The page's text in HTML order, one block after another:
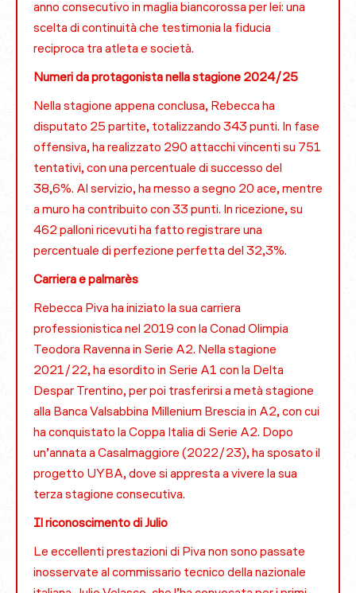
anno consecutivo in maglia biancorossa per lei: una
scelta di continuità che testimonia la fiducia
reciproca tra atleta e società.
Numeri da protagonista nella stagione 2024/25
Nella stagione appena conclusa, Rebecca ha
disputato 25 partite, totalizzando 343 punti. In fase
offensiva, ha realizzato 290 attacchi vincenti su 751
tentativi, con una percentuale di successo del
38,6%. Al servizio, ha messo a segno 20 ace, mentre
a muro ha contribuito con 33 punti. In ricezione, su
462 palloni ricevuti ha fatto registrare una
percentuale di perfezione perfetta del 32,3%.
Carriera e palmarès
Rebecca Piva ha iniziato la sua carriera
professionistica nel 2019 con la Conad Olimpia
Teodora Ravenna in Serie A2. Nella stagione
2021/22, ha esordito in Serie A1 con la Delta
Despar Trentino, per poi trasferirsi a metà stagione
alla Banca Valsabbina Millenium Brescia in A2, con cui
ha conquistato la Coppa Italia di Serie A2. Dopo
un’annata a Casalmaggiore (2022/23), ha sposato il
progetto UYBA, dove si appresta a vivere la sua
terza stagione consecutiva.
Il riconoscimento di Julio
Le eccellenti prestazioni di Piva non sono passate
inosservate al commissario tecnico della nazionale